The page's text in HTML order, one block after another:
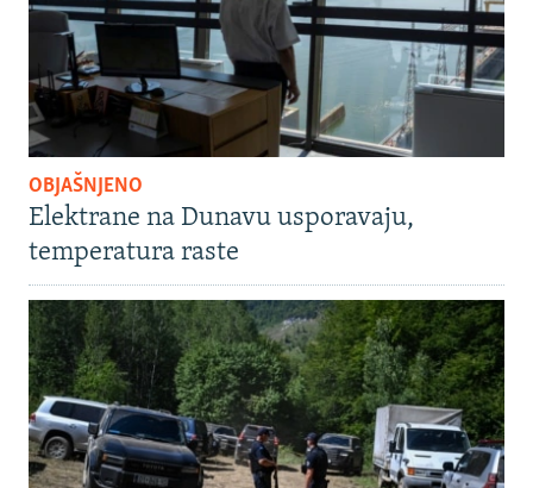
OBJAŠNJENO
Elektrane na Dunavu usporavaju,
temperatura raste